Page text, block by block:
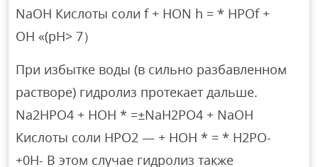
NaOH Кислоты соли f + HON h = * HPOf +
OH «(pH> 7）
При избытке воды (в сильно разбавленном
растворе) гидролиз протекает дальше.
Na2HPO4 + HOH * =±NaH2PO4 + NaOH
Кислоты соли НРО2 — + НОН * = * Н2РО-
+0Н- В этом случае гидролиз также